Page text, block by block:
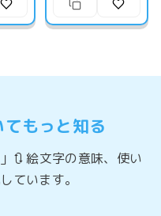
てもっと知る
🔃 絵文字の意味、使い
ています。